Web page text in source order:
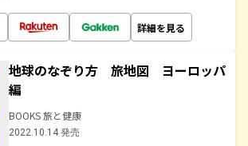
詳細を見る
地球のなぞり方 旅地図 ヨーロッパ
編
BOOKS 旅と健康
2022.10.14 発売